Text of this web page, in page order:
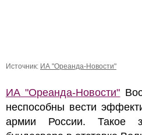
Источник: ИА "Ореанда-Новости"
ИА "Ореанда-Новости"
неспособны вести
армии России. Такое